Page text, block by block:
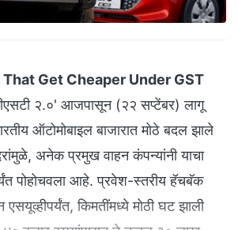
Get Cheaper Under GST
२.०' आजपासून (२२ सप्टेंबर) लागू
ऑटोमोबाइल बाजारात मोठे बदल झाले
अनेक प्रमुख वाहन कंपन्यांनी याचा
पोहोचवला आहे. प्रवेश-स्तरीय हॅचबॅक
किमतींमध्ये मोठी घट झाली